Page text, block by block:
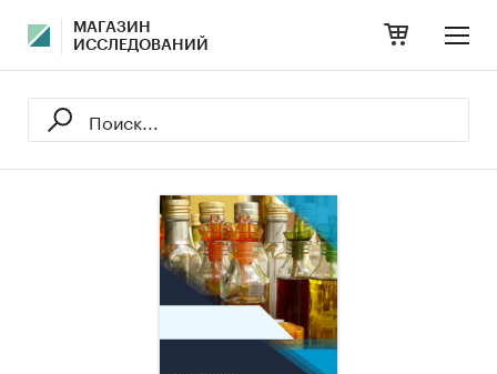
МАГАЗИН
ИССЛЕДОВАНИЙ